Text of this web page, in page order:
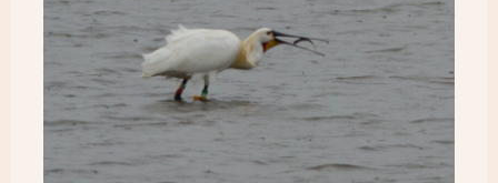
What are you looking for?